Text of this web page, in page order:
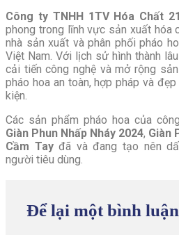
Công ty TNHH 1TV Hóa Chất 21
phong trong lĩnh vực sản xuất hóa
nhà sản xuất và phân phối pháo
Việt Nam. Với lịch sử hình thành
cải tiến công nghệ và mở rộng
pháo hoa an toàn, hợp pháp và
kiện.
Các sản phẩm pháo hoa của
Giàn Phun Nhấp Nháy 2024, Giàn
Cầm Tayđã và đang tạo nên
người tiêu dùng.
Để lại một bình luận